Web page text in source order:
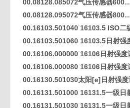
00.08128.085072气压传感器
00.08128.095072气压传感器
00.16103.501040 16103.5 ISO
00.16103.501060 16103.5日射强
00.16106.000000 16106日射强
00.16106.000080 16106日射强度
00.16130.501030太阳[e]日射强度
00.16131.501000 16131.5一级日
00.16131.501030 16131.5一级